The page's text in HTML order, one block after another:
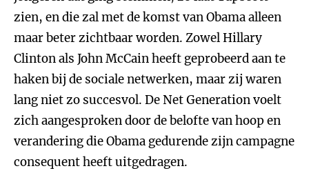
zien, en die zal met de komst van Obama alleen
maar beter zichtbaar worden. Zowel Hillary
Clinton als John McCain heeft geprobeerd aan te
haken bij de sociale netwerken, maar zij waren
lang niet zo succesvol. De Net Generation voelt
zich aangesproken door de belofte van hoop en
verandering die Obama gedurende zijn campagne
consequent heeft uitgedragen.